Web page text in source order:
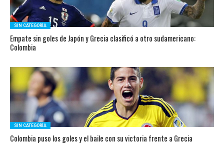
SIN CATEGORÍA
Empate sin goles de Japón y Grecia clasificó a otro sudamericano:
Colombia
SIN CATEGORÍA
Colombia puso los goles y el baile con su victoria frente a Grecia